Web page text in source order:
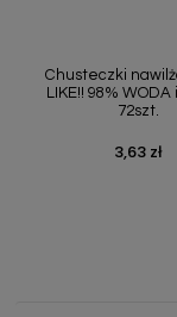
Chusteczki
LIKE!! 98% WODA
72szt.
Cena
3,63 zł